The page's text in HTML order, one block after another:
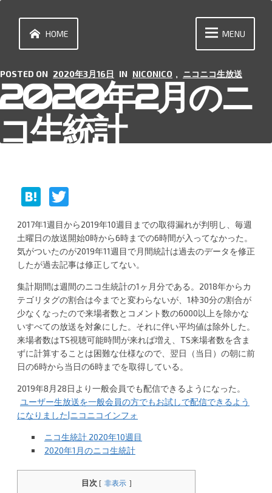
content
年2月のニ
生統計
POSTED ON 2020年3月16日 IN NICONICO , ニコニコ生放送
HOME MENU
H
at
e
n
a
w
itt
er
2017年1週目から2019年10週目までの取得漏れが判明し、毎週
土曜日の放送開始0時から6時までの6時間が入ってなかった。
気がついたのが2019年11週目で月間統計は過去のデータを修正
したが過去記事は修正してない。
集計期間は週間のニコ生統計の1ヶ月分である。2018年からカ
テゴリタグの割合は今までと変わらないが、1枠30分の割合が
少なくなったので来場者数とコメント数の6000以上を除かな
いすべての放送を対象にした。それに伴い平均値は除外した。
来場者数はTS視聴可能時間が来れば増え、TS来場者数を含ま
ずに計算することは困難な仕様なので、翌日（当日）の朝に前
日の6時から当日の6時までを取得している。
2019年8月28日より一般会員でも配信できるようになった。
ユーザー生放送を一般会員の方でもお試しで配信できるよう
になりました|ニコニコインフォ
ニコ生統計 2020年10週目
2020年1月のニコ生統計
目次 [ 非表示 ]